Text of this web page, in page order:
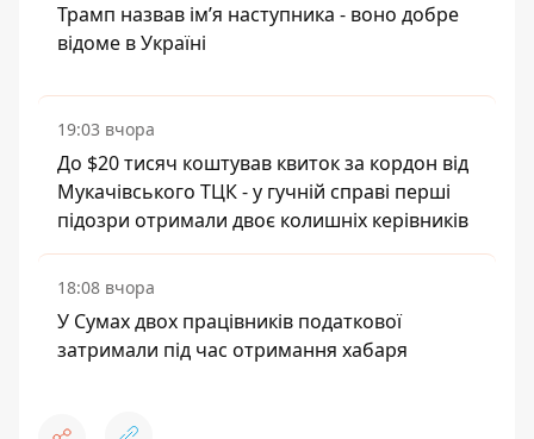
Трамп назвав імʼя наступника - воно добре
відоме в Україні
19:03 вчора
До $20 тисяч коштував квиток за кордон від
Мукачівського ТЦК - у гучній справі перші
підозри отримали двоє колишніх керівників
18:08 вчора
У Сумах двох працівників податкової
затримали під час отримання хабаря